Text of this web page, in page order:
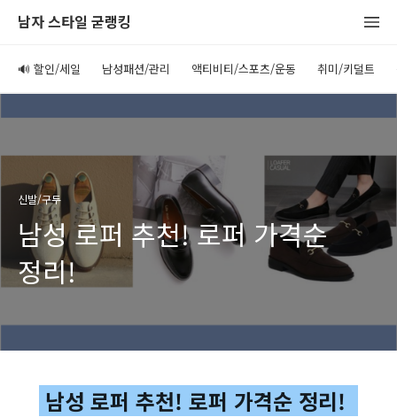
남자 스타일 굳랭킹
🔊 할인/세일 남성패션/관리 액티비티/스포츠/운동 취미/키덜트
신발/구두
남성 로퍼 추천! 로퍼 가격순
정리!
남성 로퍼 추천! 로퍼 가격순 정리!